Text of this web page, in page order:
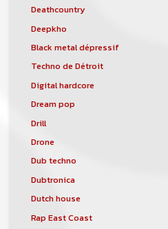
Deathcountry
Deepkho
Black metal dépressif
Techno de Détroit
Digital hardcore
Dream pop
Drill
Drone
Dub techno
Dubtronica
Dutch house
Rap East Coast